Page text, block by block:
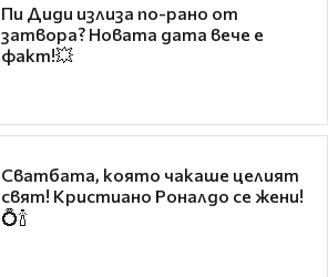
Пи Диди излиза по-рано от
затвора? Новата дата вече е
факт!💥
Сватбата, която чакаше целият
свят! Кристиано Роналдо се жени!
💍🍾